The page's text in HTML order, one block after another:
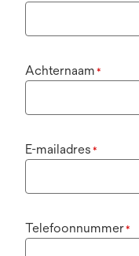
Achternaam *
E-mailadres *
Telefoonnummer*